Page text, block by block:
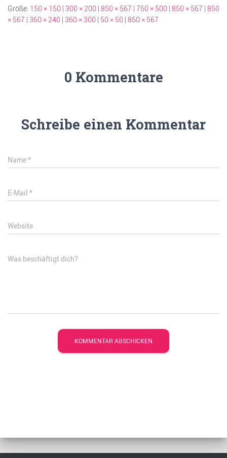
Größe: 150 × 150 | 300 × 200 | 850 × 567 | 750 × 500 | 850 × 567 | 850
× 567 | 360 × 240 | 360 × 300 | 50 × 50 | 850 × 567
0 Kommentare
Schreibe einen Kommentar
Name*
E-Mail *
Website
Was beschäftigt dich?